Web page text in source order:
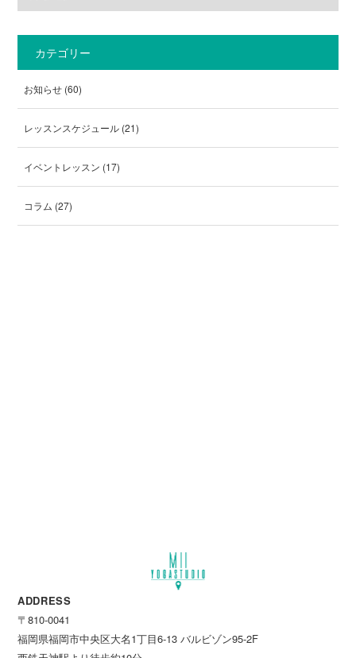
カテゴリー
お知らせ (60)
レッスンスケジュール (21)
イベントレッスン (17)
コラム (27)
ADDRESS
〒810-0041
福岡県福岡市中央区大名1丁目6-13 バルビゾン95-2F